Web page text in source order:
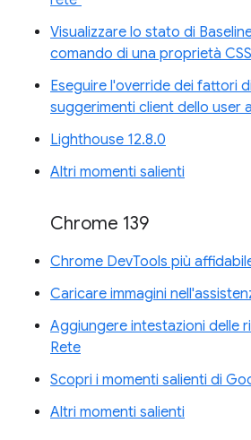
Visualizzare lo stato di
comando di una proprietà CSS
Eseguire l'override dei fattori
suggerimenti client dello user
Lighthouse 12.8.0
Altri momenti salienti
Chrome 139
Chrome DevTools più
Caricare immagini
Aggiungere intestazioni delle
Rete
Scopri i momenti salienti di
Altri momenti salienti